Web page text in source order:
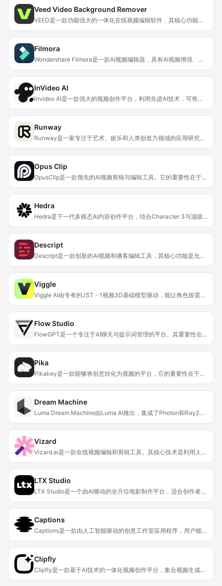
Veed Video Background Remover
VEED是一款功能强大的一体化在线视频编辑软件，其核心功能是自动背景去除和绿屏编辑。重要性在于它能简化视频制作流程，让用户轻松实现背景替换等操作。主要优点有在线免费使用，无需安装软件或插件；支持多种视频编辑功能，包含添加元素、裁剪修剪视频、生成字幕等；AI工具简单快速，易于上手。产品面向各类视频制作需求人群，无论初学者还是专业创作者都适用。价格方面可免费使用，创建账户为可选操作，无强制付费限制。
Filmora
Wondershare Filmora是一款AI视频编辑器，具有AI视频增强、智能短片等功能。其重要性在于降低了视频创作门槛，让不同技能水平的用户都能轻松进行视频制作。主要优点是拥有大量创意素材、AI增强功能提升视频质量、智能短片功能可快速制作内容。该产品由万兴科技出品，在视频编辑领域有一定知名度，价格方面可能有付费版和免费试用版，定位为面向大众的视频编辑软件。
InVideo AI
Invideo AI是一款强大的视频创作平台，利用先进AI技术，可将用户想法快速转化为能直接分享的视频，无需编辑技能。其重要性在于降低了视频创作门槛，让非专业人士也能轻松上手。主要优点有：无需复杂的时间线编辑技能，通过智能AI指令即可完成视频修改；有丰富的AI演员可供选用；还能制作多语言的品牌内容。产品提供免费试用版本，无需信用卡，此外还有针对企业的定制化解决方案。它定位于为创意人士、营销人员以及有视频制作需求的普通用户提供便捷的视频创作服务。
Runway
Runway是一家专注于艺术、娱乐和人类创造力领域的应用研究公司。其核心功能在于为用户提供一系列强大的工具，助力艺术创作。这些工具涵盖了先进的图像、视频处理技术以及创意生成算法。重要性在于打破了传统艺术创作的限制，让更多人能够轻松参与到艺术创作中来。主要优点包括操作便捷、功能丰富、创新能力强。产品背景基于对未来艺术发展趋势的洞察和探索。价格方面暂未提及。定位是成为推动艺术创作新时代发展的引领者。
Opus Clip
OpusClip是一款领先的AI视频剪辑与编辑工具。它的重要性在于极大地提升了视频创作者的工作效率。主要优点包括能把长视频快速转化为高质量的病毒式短片，还可一键发布到所有社交平台。其背景是为满足大量创作者对便捷高效视频创作和推广的需求而诞生，帮助超1000万创作者更快速地创作和成长。关于价格，页面未提及。它的定位是成为创作者进行视频剪辑和发布的首选工具。
Hedra
Hedra是下一代多模态AI内容创作平台，结合Character 3与顶级AI工具，为创作者、营销人员和企业简化内容创作流程。其主要优点在于能让用户在个人AI工作室中快速创建高质量的图像、视频和音频内容，具有多样化的风格和高度的可控性。该平台提供免费使用机会，也有升级到高级计划的选项。它的定位是满足各类用户在内容创作方面的需求，无论是个人创作者展示创意，还是企业进行营销推广，都能借助Hedra实现高效创作。
Descript
Descript是一款创新的AI视频和播客编辑工具，其核心功能是允许用户通过打字的方式进行视频和播客的编辑。这种创新的编辑方式极大地提高了编辑效率，让用户无需复杂的操作即可快速完成视频和播客的制作。它的重要性在于打破了传统视频和音频编辑的局限，为创作者提供了更加便捷、高效的编辑体验。产品背景方面，它瞄准了广大视频和播客创作者的需求，致力于简化编辑流程。价格方面，提供免费试用服务，后续可能需要付费订阅高级功能。定位为专业创作者和普通用户都能轻松上手的全能编辑工具。
Viggle
Viggle AI由专有的JST - 1视频3D基础模型驱动，能让角色按需求移动。该产品定位为创意视频制作平台，适合各类创作者和粉丝互动场景。其优点众多，比如提供免费的动作捕捉功能，打破了传统昂贵工作室和技术壁垒的限制，让普通用户也能轻松使用；操作简单，无论是VFX制作、制作表情包还是角色替换等都非常便捷；能带来个性化的AI体验，增强粉丝参与度。价格方面，虽未明确，但有免费使用部分功能，可能存在付费增值服务。
Flow Studio
FlowGPT是一个专注于AI聊天与提示词管理的平台。其重要性在于为用户提供了丰富的AI交互体验与资源共享。主要优点包括拥有超100万个可聊天的角色和机器人，支持免费聊天；提供各类风格的AI角色，能满足多样化需求；设有提示词商店，方便用户查找和使用优质提示词；社区活跃，可分享和交流。价格方面，有免费和付费会员服务，满足不同用户需求。产品定位是打造一个集AI角色聊天、提示词管理、社区交流为一体的综合性平台。
Pika
Pikakey是一款能够将创意转化为视频的平台，它的重要性在于为用户提供了一个便捷、高效的视频创作途径。其主要优点在于可以让用户无需复杂的视频制作技能，就能轻松地将自己的想法以视频形式呈现出来。产品背景可能是为了满足市场对于简单易用的视频创作工具的需求。关于价格，页面未提及。该产品的定位是面向广大有视频创作需求但缺乏专业技能的用户，帮助他们发挥创意，实现创意到视频的转化。
Dream Machine
Luma Dream Machine由Luma AI推出，集成了Photon和Ray2两个强大模型。Photon是用于视觉思考和快速迭代的新一代图像模型，其全新通用架构使生成高分辨率、高细节、创意构图的图像效率和速度是其他同类模型的8倍。Ray2是大规模视频生成模型，能产生连贯运动、超逼真细节和逻辑事件序列，提高了可用生成的成功率。产品定位为帮助用户实现创意想象，具备多种强大功能，目前可在iOS和网页上使用，未提及价格信息。
Vizard
Vizard.ai是一款在线视频编辑和剪辑工具。其核心技术是利用人工智能，能够自动识别视频中的精彩部分并生成短视频片段。主要优点包括节省时间和成本、操作简便、无需手动调整、能有效提升视频浏览量等。该产品面向创作者、教练、营销人员、代理商和自由职业者等，为他们提供了高效的视频内容创作解决方案。价格方面提供免费试用，无需注册即可体验。
LTX Studio
LTX Studio是一个由AI驱动的全方位电影制作平台，适合创作者、营销人员、电影制作人和工作室使用。其重要性在于将从创意构思到最终制作的整个流程进行整合，让用户能够控制故事的每一个方面，实现创意愿景。主要优点包括操作直观，专业人士与新手均可使用；通过AI技术简化了制作流程，让高级的叙事工具更易获取；提高了制作效率和质量。产品背景是为了满足电影和视频制作领域日益增长的数字化和智能化需求。价格方面，提供免费使用，同时也可能有付费增值服务，定位是为广大创作者提供便捷、高效的电影制作解决方案。
Captions
Captions是一款由人工智能驱动的创意工作室应用程序，用户能借助AI的强大能力，轻松创建出专业水准的视频作品，操作便捷，只需简单点击即可完成。此外还提及Mirage Studio，可生成有真实感的表达性视频。产品背景是顺应视频创作需求增长和AI技术发展趋势。价格信息未提及。产品定位为为各类视频创作者提供便捷、高效的创作工具。主要优点包括操作简单、功能丰富、利用AI提升创作效率和质量等。
Clipfly
Clipfly是一款基于AI技术的一体化视频创作平台，集合视频生成、编辑、增强等多种功能。其重要性在于为用户提供便捷、高效的视频创作解决方案，无需专业技能即可完成高质量视频制作。主要优点包括操作简单、功能丰富、处理速度快。产品背景信息：当前AI技术在视频领域应用不断拓展，Clipfly应运而生，满足用户多样化的视频创作需求。价格信息未提及，定位为面向广大视频创作者、内容生产者的综合性平台。